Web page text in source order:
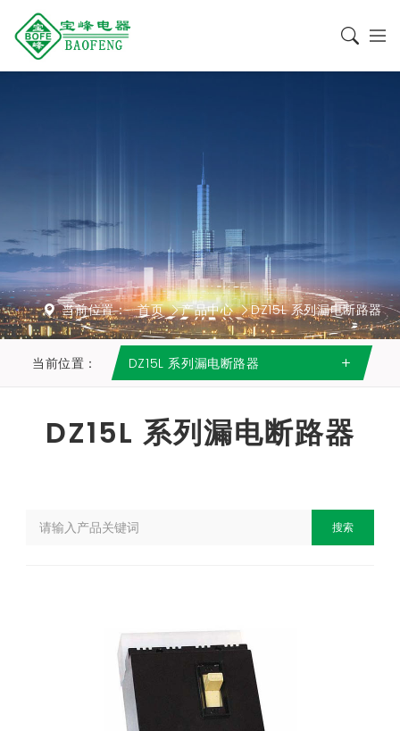
当前位置： 首页 产品中心 DZ15L 系列漏电断路器
当前位置： DZ15L 系列漏电断路器
DZ15L 系列漏电断路器
搜索